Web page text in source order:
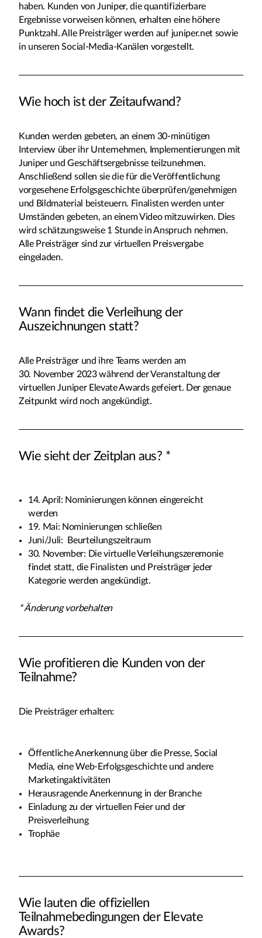
haben. Kunden von Juniper, die quantifizierbare
Ergebnisse vorweisen können, erhalten eine höhere
Punktzahl. Alle Preisträger werden auf juniper.net sowie
in unseren Social-Media-Kanälen vorgestellt.
Wie hoch ist der Zeitaufwand?
Kunden werden gebeten, an einem 30-minütigen
Interview über ihr Unternehmen, Implementierungen mit
Juniper und Geschäftsergebnisse teilzunehmen.
Anschließend sollen sie die für die Veröffentlichung
vorgesehene Erfolgsgeschichte überprüfen/genehmigen
und Bildmaterial beisteuern. Finalisten werden unter
Umständen gebeten, an einem Video mitzuwirken. Dies
wird schätzungsweise 1 Stunde in Anspruch nehmen.
Alle Preisträger sind zur virtuellen Preisvergabe
eingeladen.
Wann findet die Verleihung der
Auszeichnungen statt?
Alle Preisträger und ihre Teams werden am
30. November 2023 während der Veranstaltung der
virtuellen Juniper Elevate Awards gefeiert. Der genaue
Zeitpunkt wird noch angekündigt.
Wie sieht der Zeitplan aus? *
14. April: Nominierungen können eingereicht
werden
19. Mai: Nominierungen schließen
Juni/Juli: Beurteilungszeitraum
30. November: Die virtuelle Verleihungszeremonie
findet statt, die Finalisten und Preisträger jeder
Kategorie werden angekündigt.
* Änderung vorbehalten
Wie profitieren die Kunden von der
Teilnahme?
Die Preisträger erhalten:
Öffentliche Anerkennung über die Presse, Social
Media, eine Web-Erfolgsgeschichte und andere
Marketingaktivitäten
Herausragende Anerkennung in der Branche
Einladung zu der virtuellen Feier und der
Preisverleihung
Trophäe
Wie lauten die offiziellen
Teilnahmebedingungen der Elevate
Awards?